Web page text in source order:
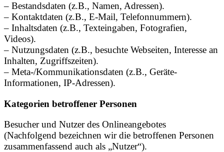
– Bestandsdaten (z.B., Namen, Adressen).
– Kontaktdaten (z.B., E-Mail, Telefonnummern).
– Inhaltsdaten (z.B., Texteingaben, Fotografien,
Videos).
– Nutzungsdaten (z.B., besuchte Webseiten, Interesse an
Inhalten, Zugriffszeiten).
– Meta-/Kommunikationsdaten (z.B., Geräte-
Informationen, IP-Adressen).
Kategorien betroffener Personen
Besucher und Nutzer des Onlineangebotes
(Nachfolgend bezeichnen wir die betroffenen Personen
zusammenfassend auch als „Nutzer“).